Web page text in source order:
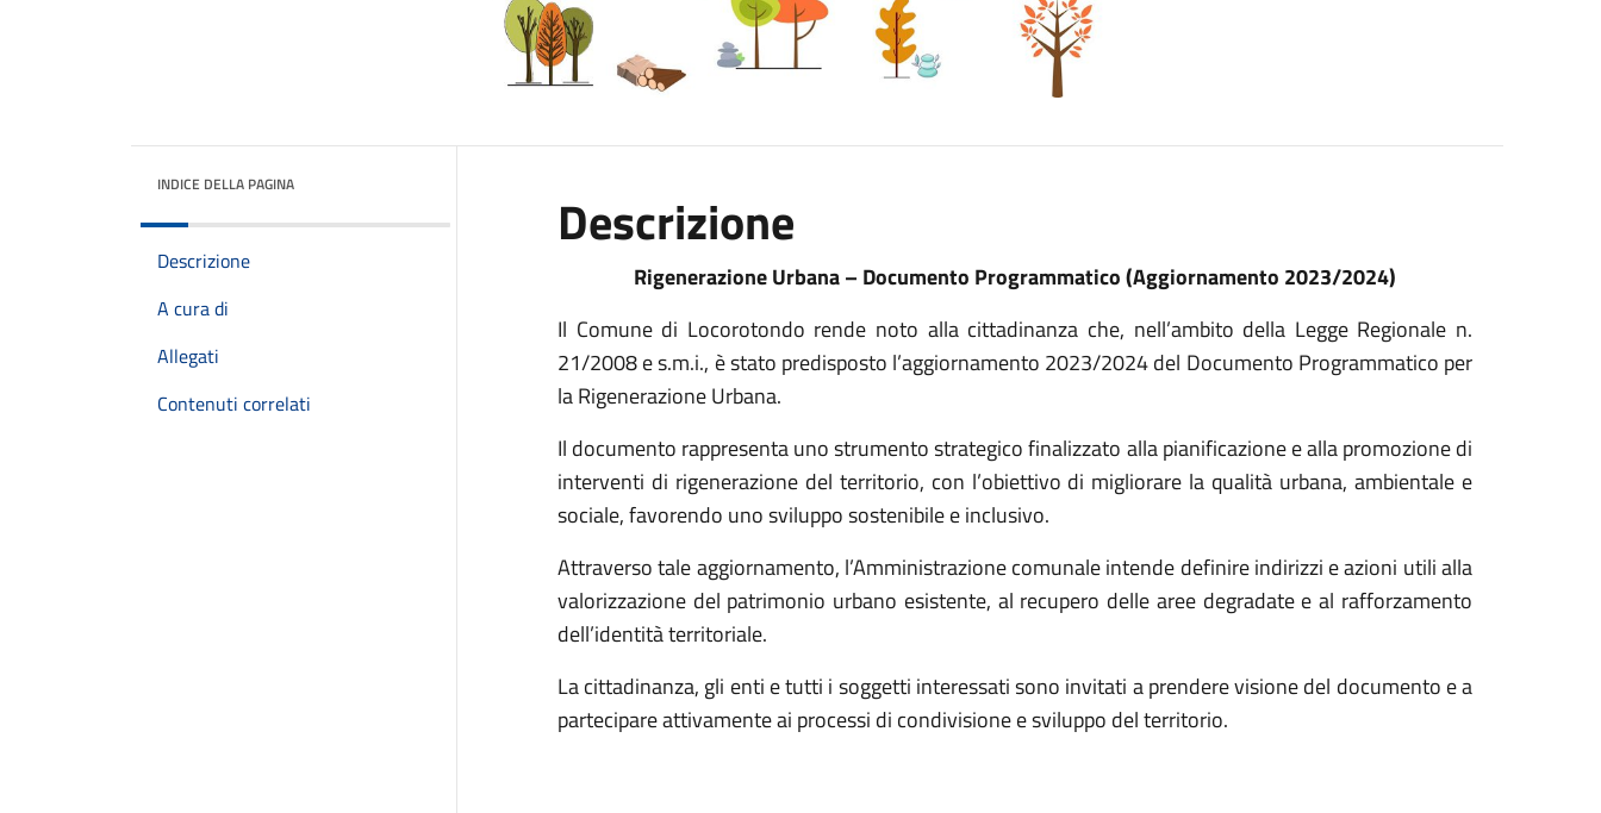
INDICE DELLA PAGINA
Descrizione
A cura di
Allegati
Contenuti correlati
Descrizione
Rigenerazione Urbana – Documento Programmatico (Aggiornamento 2023/2024)
Il Comune di Locorotondo rende noto alla cittadinanza che, nell’ambito della Legge Regionale n.
21/2008 e s.m.i., è stato predisposto l’aggiornamento 2023/2024 del Documento Programmatico per
la Rigenerazione Urbana.
Il documento rappresenta uno strumento strategico finalizzato alla pianificazione e alla promozione di
interventi di rigenerazione del territorio, con l’obiettivo di migliorare la qualità urbana, ambientale e
sociale, favorendo uno sviluppo sostenibile e inclusivo.
Attraverso tale aggiornamento, l’Amministrazione comunale intende definire indirizzi e azioni utili alla
valorizzazione del patrimonio urbano esistente, al recupero delle aree degradate e al rafforzamento
dell’identità territoriale.
La cittadinanza, gli enti e tutti i soggetti interessati sono invitati a prendere visione del documento e a
partecipare attivamente ai processi di condivisione e sviluppo del territorio.